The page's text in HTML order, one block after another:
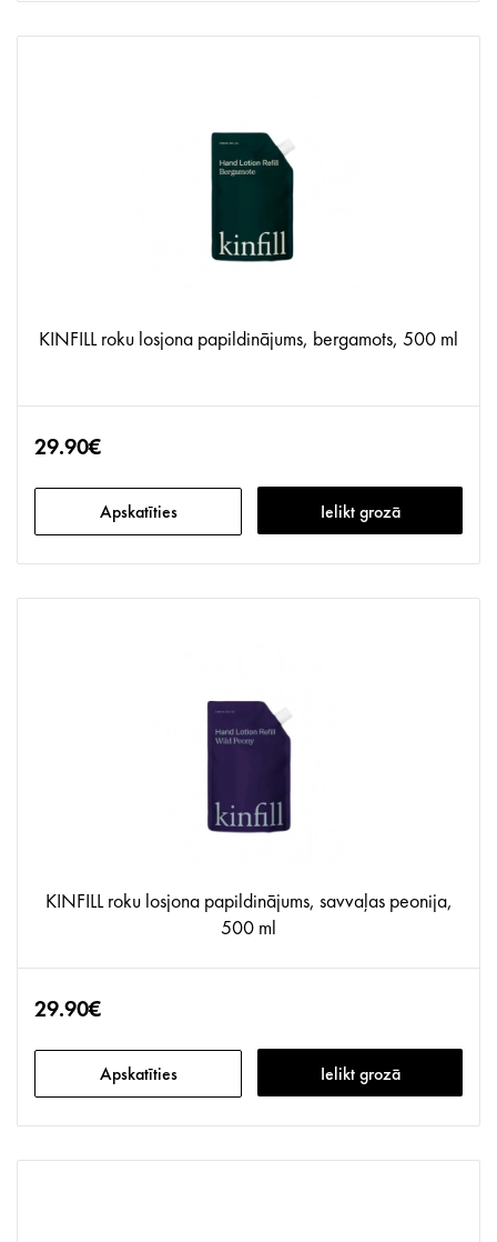
KINFILL roku losjona papildinājums, bergamots, 500 ml
29.90€
Apskatīties Ielikt grozā
KINFILL roku losjona papildinājums, savvaļas peonija,
500 ml
29.90€
Apskatīties Ielikt grozā